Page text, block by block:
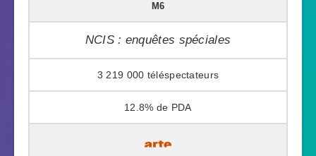
M6
NCIS : enquêtes spéciales
3 219 000
12.8%